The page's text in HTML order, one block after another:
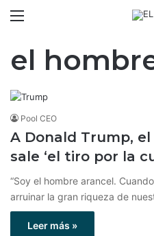
el
Pool CEO
A Donald Trump,
sale ‘el tiro por la
“Soy el hombre arancel.
arruinar la gran riqueza de
Leer más »